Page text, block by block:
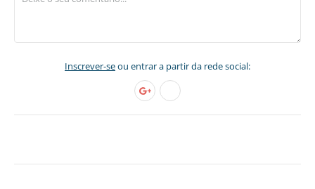
Inscrever-seou entrar a partir da rede social: